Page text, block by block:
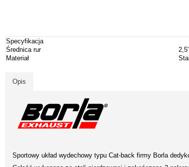
Specyfikacja
Średnica rur
2,5"
Materiał
Opis
Sportowy układ wydechowy typu Cat-back firmy Borla